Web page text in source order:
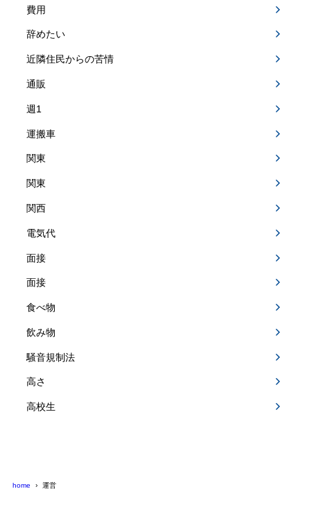
費用
辞めたい
近隣住民からの苦情
通販
週1
運搬車
関東
関東
関西
電気代
面接
面接
食べ物
飲み物
騒音規制法
高さ
高校生
home 運営